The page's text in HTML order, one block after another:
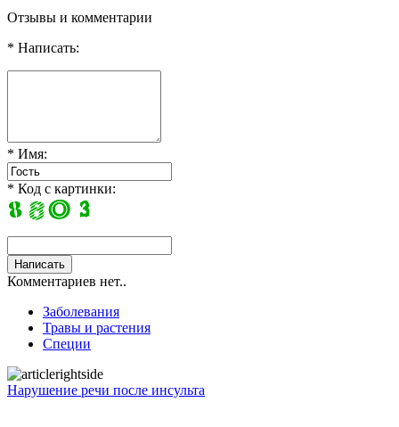
Отзывы и комментарии
* Написать:
* Имя:
* Код с картинки:
Комментариев нет..
Заболевания
Травы и растения
Специи
Нарушение речи после инсульта